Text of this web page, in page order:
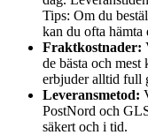
Tips: Om du
kan du ofta hämta
Fraktkostnader:
de bästa och
erbjuder alltid full
Leveransmetod:
PostNord och
säkert och i tid.